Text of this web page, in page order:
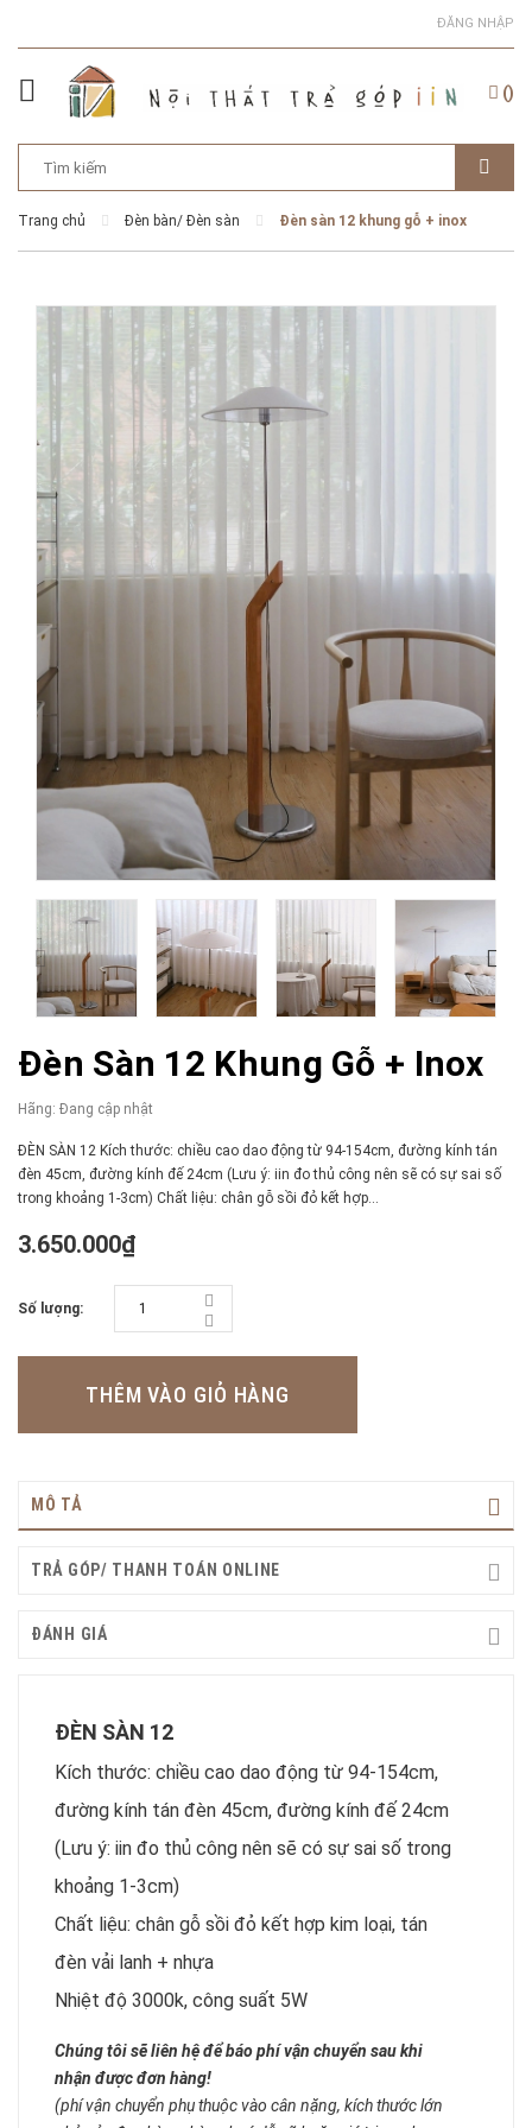
ĐĂNG NHẬP
()
Trang chủ Đèn bàn/ Đèn sàn Đèn sàn 12 khung gỗ + inox
Đèn Sàn 12 Khung Gỗ + Inox
Hãng: Đang cập nhật
ĐÈN SÀN 12 Kích thước: chiều cao dao động từ 94-154cm, đường kính tán
đèn 45cm, đường kính đế 24cm (Lưu ý: iin đo thủ công nên sẽ có sự sai số
trong khoảng 1-3cm) Chất liệu: chân gỗ sồi đỏ kết hợp...
3.650.000₫
Số lượng:
THÊM VÀO GIỎ HÀNG
MÔ TẢ
TRẢ GÓP/ THANH TOÁN ONLINE
ĐÁNH GIÁ
ĐÈN SÀN 12
Kích thước: chiều cao dao động từ 94-154cm,
đường kính tán đèn 45cm, đường kính đế 24cm
(Lưu ý: iin đo thủ công nên sẽ có sự sai số trong
khoảng 1-3cm)
Chất liệu: chân gỗ sồi đỏ kết hợp kim loại, tán
đèn vải lanh + nhựa
Nhiệt độ 3000k, công suất 5W
Chúng tôi sẽ liên hệ để báo phí vận chuyển sau khi
nhận được đơn hàng!
(phí vận chuyển phụ thuộc vào cân nặng, kích thước lớn